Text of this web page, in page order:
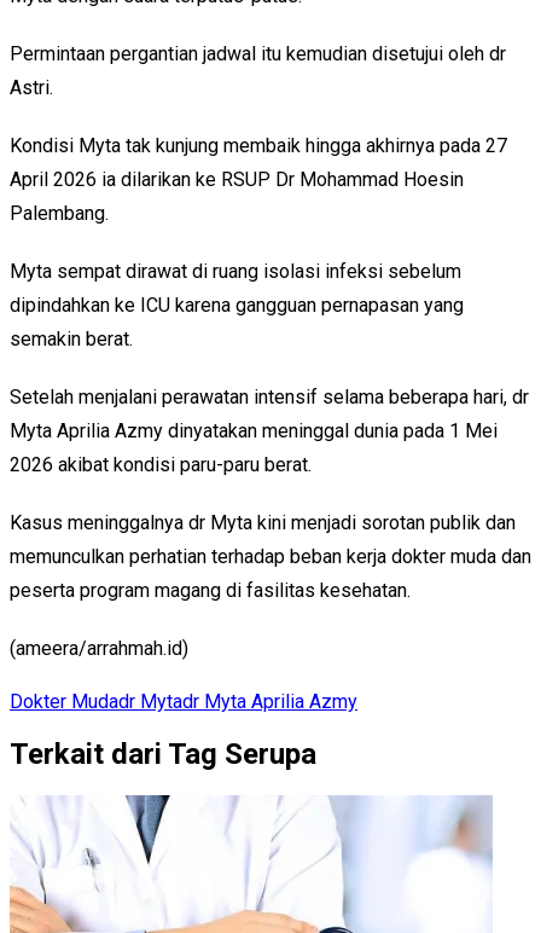
Permintaan pergantian jadwal itu kemudian disetujui oleh dr
Astri.
Kondisi Myta tak kunjung membaik hingga akhirnya pada 27
April 2026 ia dilarikan ke RSUP Dr Mohammad Hoesin
Palembang.
Myta sempat dirawat di ruang isolasi infeksi sebelum
dipindahkan ke ICU karena gangguan pernapasan yang
semakin berat.
Setelah menjalani perawatan intensif selama beberapa hari, dr
Myta Aprilia Azmy dinyatakan meninggal dunia pada 1 Mei
2026 akibat kondisi paru-paru berat.
Kasus meninggalnya dr Myta kini menjadi sorotan publik dan
memunculkan perhatian terhadap beban kerja dokter muda dan
peserta program magang di fasilitas kesehatan.
(ameera/arrahmah.id)
Dokter Mudadr Mytadr Myta Aprilia Azmy
Terkait dari Tag Serupa